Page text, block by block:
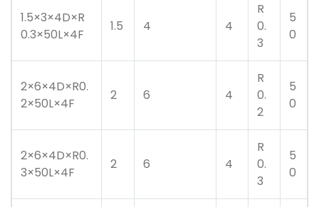
1.5×3×4D×R
0.3×50L×4F
1.5 4 4
R
0.
3
5
0
2×6×4D×R0.
2×50L×4F
2 6 4
R
0.
2
5
0
2×6×4D×R0.
3×50L×4F
2 6 4
R
0.
3
5
0